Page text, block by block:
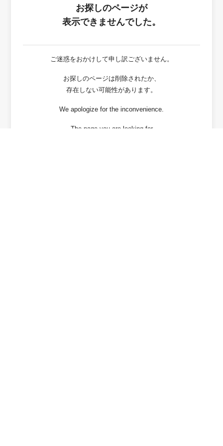
お探しのページが
表示できませんでした。
ご迷惑をおかけして申し訳ございません。
お探しのページは削除されたか、
存在しない可能性があります。
We apologize for the inconvenience.
The page you are looking for